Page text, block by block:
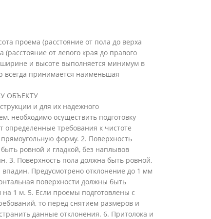
проема (расстояние от пола до верха
от левого края до правого
и высоте выполняется минимум в
всегда принимается наименьшая
ОБЪЕКТУ
и для их надежного
необходимо осуществить подготовку
требования к чистоте
форму. 2. Поверхность
ровной и гладкой, без наплывов
3. Поверхность пола должна быть ровной,
впадин. Предусмотрено отклонение до 1 мм
поверхности должны быть
1 м. 5. Если проемы подготовлены с
то перед снятием размеров и
данные отклонения. 6. Притолока и